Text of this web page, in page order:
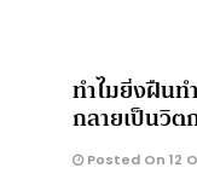
ทำไมยิ่งฝืน
กลายเป็นวิ
Posted On 12